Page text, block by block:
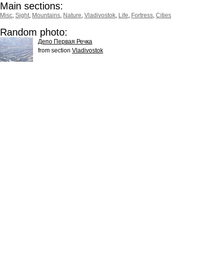
Main sections:
Misc, Sight, Mountains, Nature, Vladivostok, Life, Fortress, Cities
Random photo:
Депо Первая Речка
from section Vladivostok